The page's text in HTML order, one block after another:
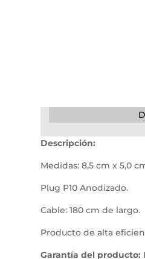
Descripción:
Medidas: 8,5 cm x 5,0
Plug P10 Anodizado.
Cable: 180 cm de largo.
Producto de alta
Garantía del producto: